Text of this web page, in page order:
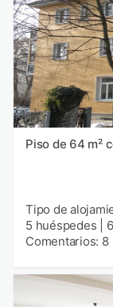
Piso de 64 m²
Tipo de
5 huéspedes
Comentarios: 8